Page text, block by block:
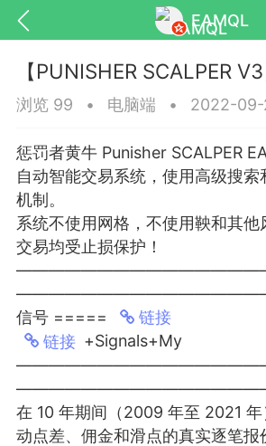
EAMQL
匿名树洞 发起挑战 幸
Lv.9 神隐会员 靓号
EA+
电脑端 趋势
狼行黄金一次一单1.1你们期待的
EA它来了，主打高胜率没浮亏！
了，主打高胜率没浮亏！复利模式
2026.03.17 数据表现...
【PUNISHER SCALPER
浏览 99 • 电脑端 • 2022-
惩罚者黄牛 Punisher SCALPER
自动智能交易系统，使用高级搜索
机制。
系统不使用网格，不使用鞅和其他
交易均受止损保护！
信号 =====
链接
链接 +Signals+My
在 10 年期间（2009 年至 2021
动点差、佣金和滑点的真实逐笔报